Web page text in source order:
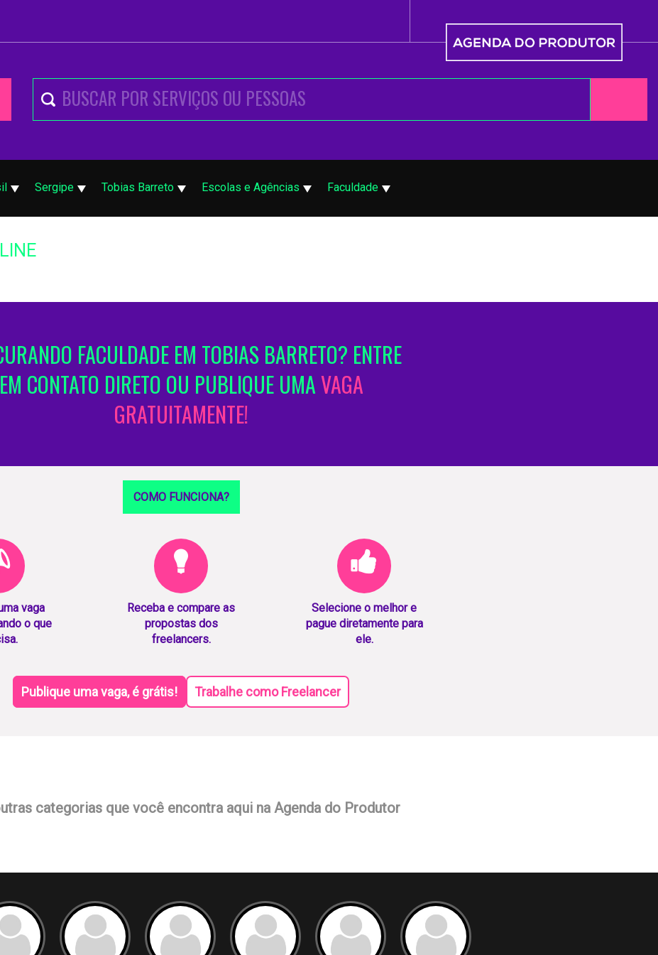
Sergipe Tobias Barreto Escolas e Agências Faculdade
FACULDADE EM TOBIAS BARRETO? ENTRE
EM CONTATO DIRETO OU PUBLIQUE UMAVAGA
GRATUITAMENTE!
COMO FUNCIONA?
vaga
o que
Receba e compare as
propostas dos
freelancers.
Selecione o melhor e
pague diretamente para
ele.
Publique uma vaga, é grátis! Trabalhe como Freelancer
categorias que você encontra aqui na Agenda do Produtor